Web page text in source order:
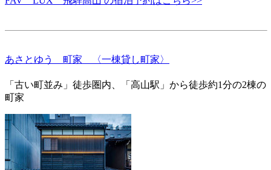
あさとゆう 町家 〈一棟貸し町家〉
「古い町並み」徒歩圏内、「高山駅」から徒歩約1分の2棟の
町家